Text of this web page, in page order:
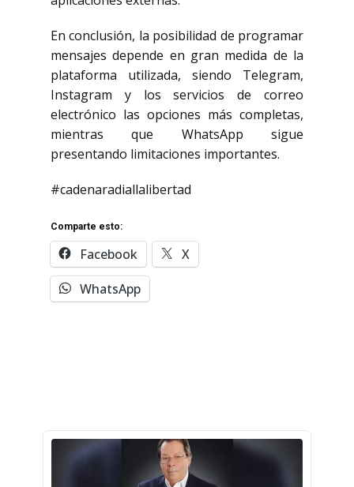
En conclusión, la posibilidad de programar
mensajes depende en gran medida de la
plataforma utilizada, siendo Telegram,
Instagram y los servicios de correo
electrónico las opciones más completas,
mientras que WhatsApp sigue
presentando limitaciones importantes.
#cadenaradiallalibertad
Comparte esto:
Facebook
X
WhatsApp